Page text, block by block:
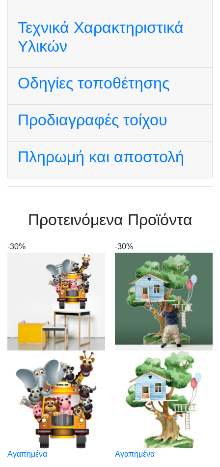
Τεχνικά Χαρακτηριστικά
Υλικών
Οδηγίες τοποθέτησης
Προδιαγραφές τοίχου
Πληρωμή και αποστολή
Πρoτεινόμενα Προϊόντα
-30%
Αγαπημένα
-30%
Αγαπημένα